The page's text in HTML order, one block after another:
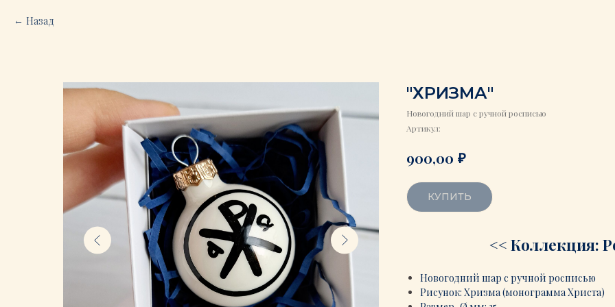
Назад
"ХРИЗМА"
Новогодний шар с ручной росписью
Артикул:
900,00 ₽
КУПИТЬ
<< Коллекция:
Новогодний шар с ручной росписью
Рисунок: Хризма(монограмма Христа)